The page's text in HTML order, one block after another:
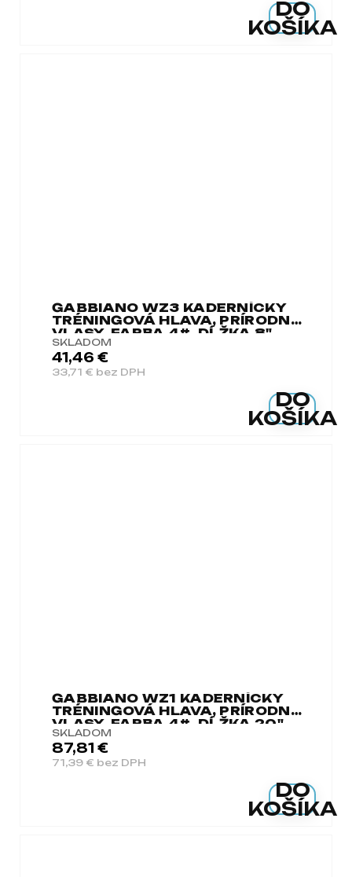
DO
KOŠÍKA
GABBIANO WZ3 KADERNÍCKY
TRÉNINGOVÁ HLAVA, PRÍRODNÉ
VLASY, FARBA 4#, DĹŽKA 8"
SKLADOM
33,71 € bez DPH
41,46 €
DO
KOŠÍKA
GABBIANO WZ1 KADERNÍCKY
TRÉNINGOVÁ HLAVA, PRÍRODNÉ
VLASY, FARBA 4#, DĹŽKA 20"
SKLADOM
71,39 € bez DPH
87,81 €
DO
KOŠÍKA